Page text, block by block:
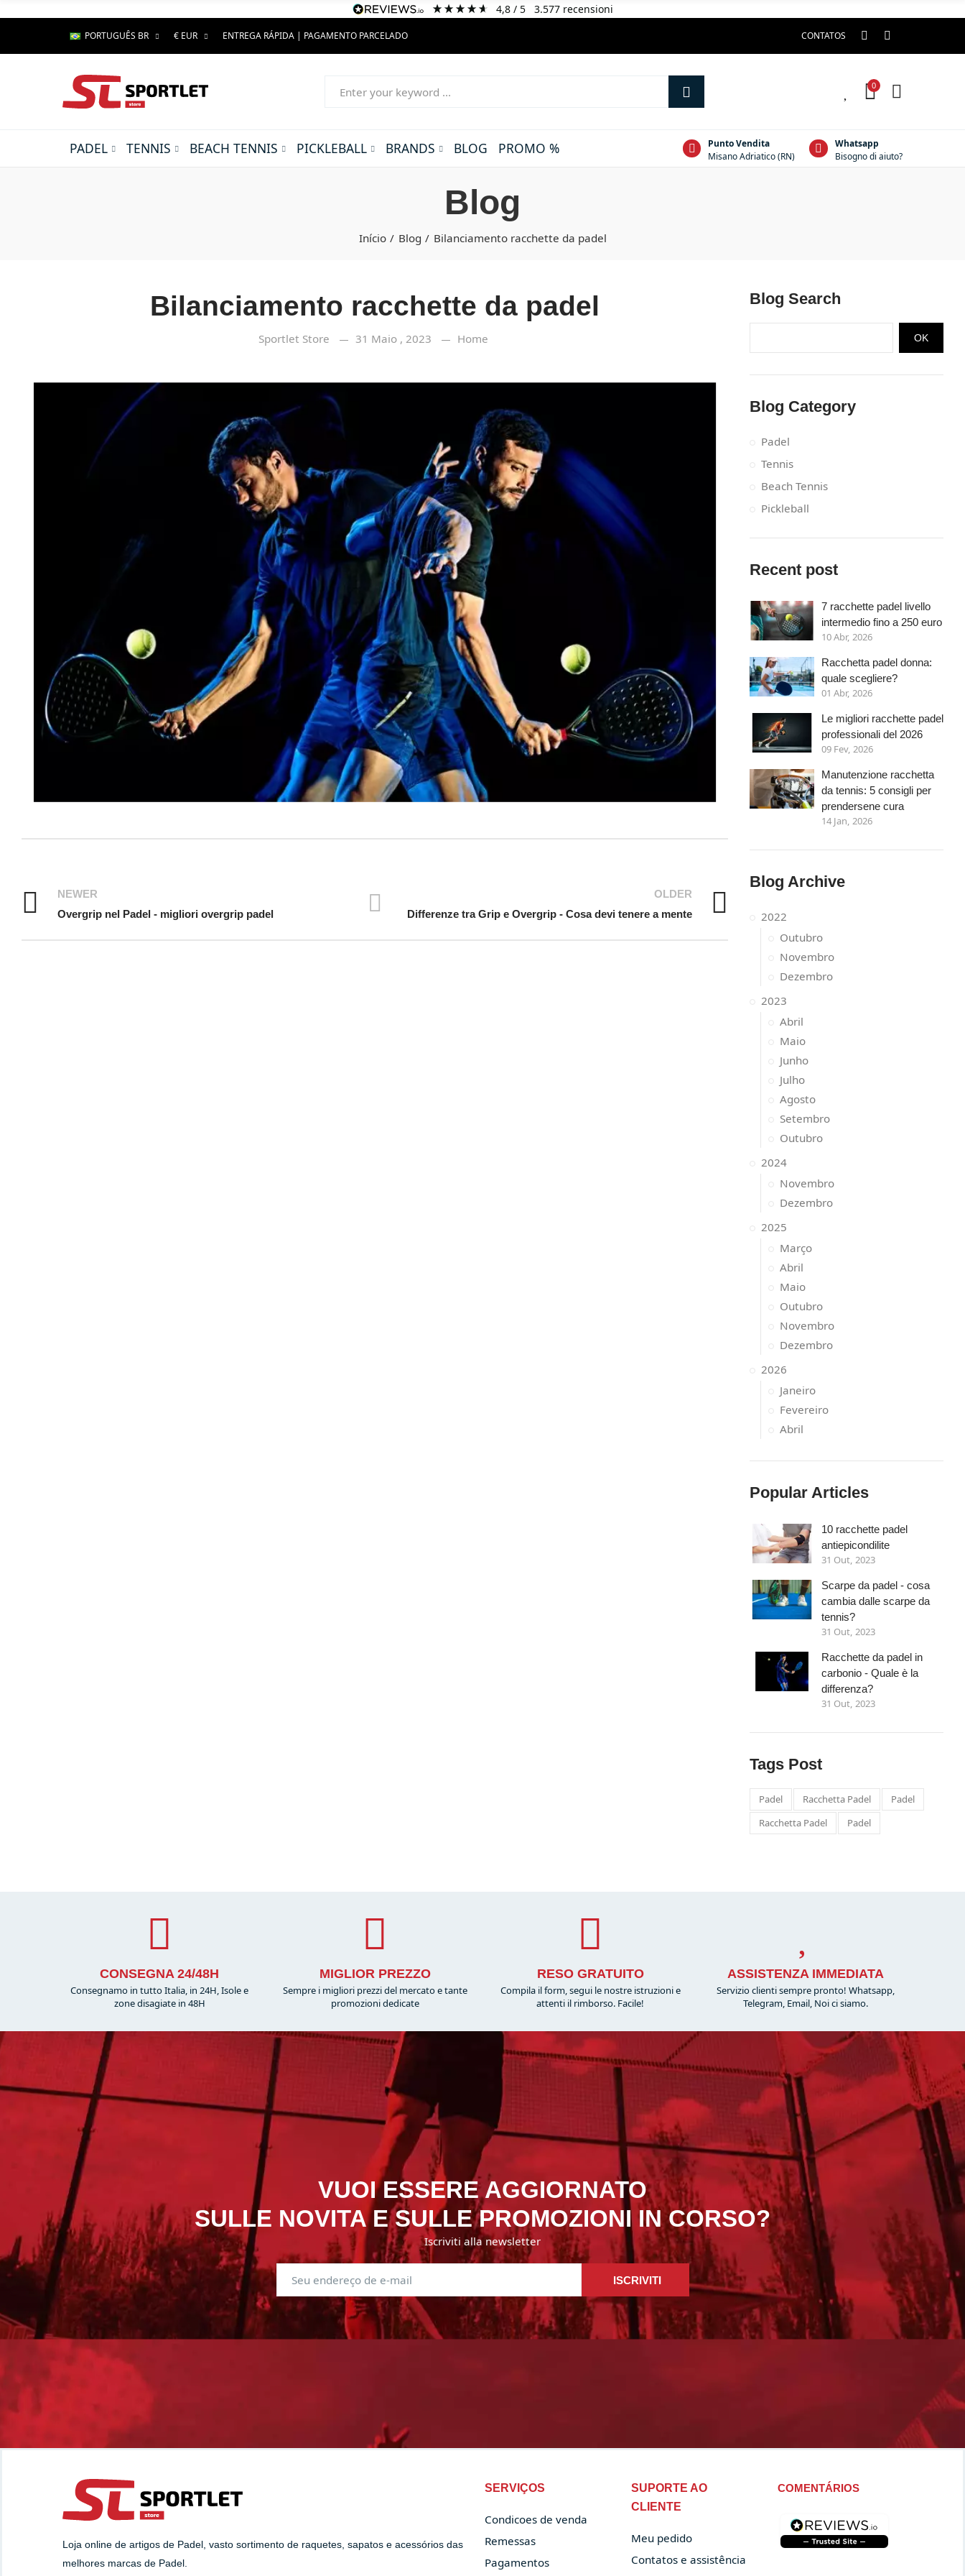
4,8/ 5 3.577 recensioni
PORTUGUÊS BR € EUR ENTREGA RÁPIDA | PAGAMENTO PARCELADO CONTATOS
0
PADEL TENNIS BEACH TENNIS PICKLEBALL BRANDS BLOG PROMO %
Punto Vendita
Misano Adriatico (RN)
Whatsapp
Bisogno di aiuto?
Blog
Início Blog Bilanciamento racchette da padel
Bilanciamento racchette da padel
Sportlet Store 31 Maio , 2023 Home
NEWER
Overgrip nel Padel - migliori overgrip padel
OLDER
Differenze tra Grip e Overgrip - Cosa devi tenere a mente
Blog Search
OK
Blog Category
Padel
Tennis
Beach Tennis
Pickleball
Recent post
7 racchette padel livello
intermedio fino a 250 euro
10 Abr, 2026
Racchetta padel donna:
quale scegliere?
01 Abr, 2026
Le migliori racchette padel
professionali del 2026
09 Fev, 2026
Manutenzione racchetta
da tennis: 5 consigli per
prendersene cura
14 Jan, 2026
Blog Archive
2022
Outubro
Novembro
Dezembro
2023
Abril
Maio
Junho
Julho
Agosto
Setembro
Outubro
2024
Novembro
Dezembro
2025
Março
Abril
Maio
Outubro
Novembro
Dezembro
2026
Janeiro
Fevereiro
Abril
Popular Articles
10 racchette padel
antiepicondilite
31 Out, 2023
Scarpe da padel - cosa
cambia dalle scarpe da
tennis?
31 Out, 2023
Racchette da padel in
carbonio - Quale è la
differenza?
31 Out, 2023
Tags Post
Padel Racchetta Padel
Padel
Racchetta Padel
Padel
CONSEGNA 24/48H
Consegnamo in tutto Italia, in 24H, Isole e
zone disagiate in 48H
MIGLIOR PREZZO
Sempre i migliori prezzi del mercato e tante
promozioni dedicate
RESO GRATUITO
Compila il form, segui le nostre istruzioni e
attenti il rimborso. Facile!
ASSISTENZA IMMEDIATA
Servizio clienti sempre pronto! Whatsapp,
Telegram, Email, Noi ci siamo.
VUOI ESSERE AGGIORNATO
SULLE NOVITA E SULLE PROMOZIONI IN CORSO?
Iscriviti alla newsletter
ISCRIVITI
Loja online de artigos de Padel, vasto sortimento de raquetes, sapatos e acessórios das
melhores marcas de Padel.
SERVIÇOS
Condicoes de venda
Remessas
Pagamentos
SUPORTE AO
CLIENTE
Meu pedido
Contatos e assistência
COMENTÁRIOS